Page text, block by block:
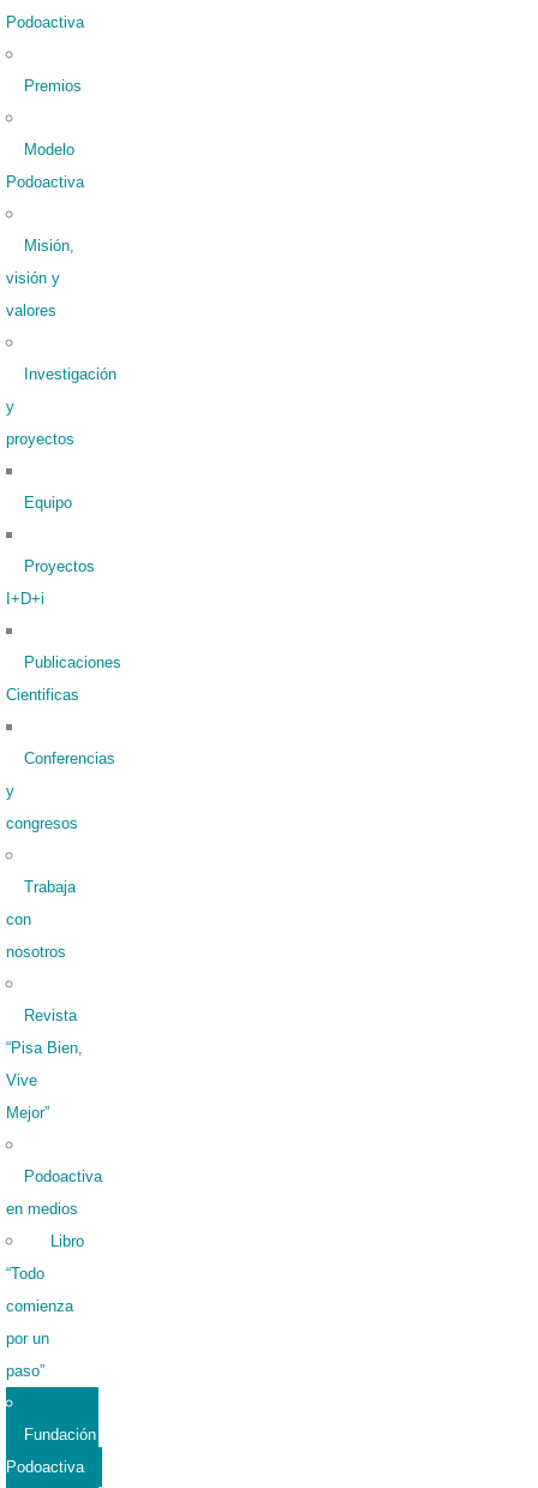
Podoactiva
Premios
Modelo
Podoactiva
Misión,
visión y
valores
Investigación
y
proyectos
Equipo
Proyectos
I+D+i
Publicaciones
Cientificas
Conferencias
y
congresos
Trabaja
con
nosotros
Revista
“Pisa Bien,
Vive
Mejor”
Podoactiva
en medios
Libro
“Todo
comienza
por un
paso”
Fundación
Podoactiva